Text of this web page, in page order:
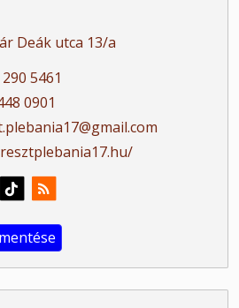
Deák utca 13/a
5461
0901